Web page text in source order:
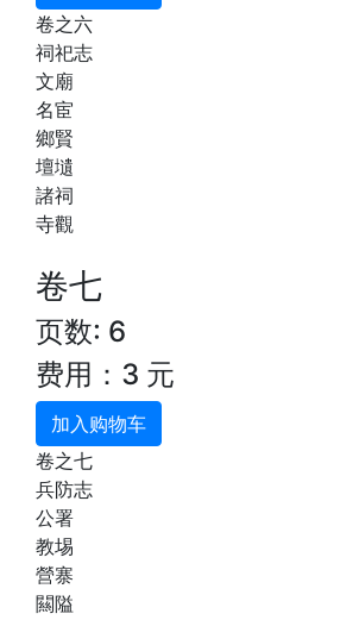
卷之六
祠祀志
文廟
名宦
鄉賢
壇壝
諸祠
寺觀
卷七
页数: 6
费用：3 元
加入购物车
卷之七
兵防志
公署
教埸
營寨
闗隘